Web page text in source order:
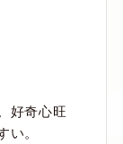
好奇心旺
。